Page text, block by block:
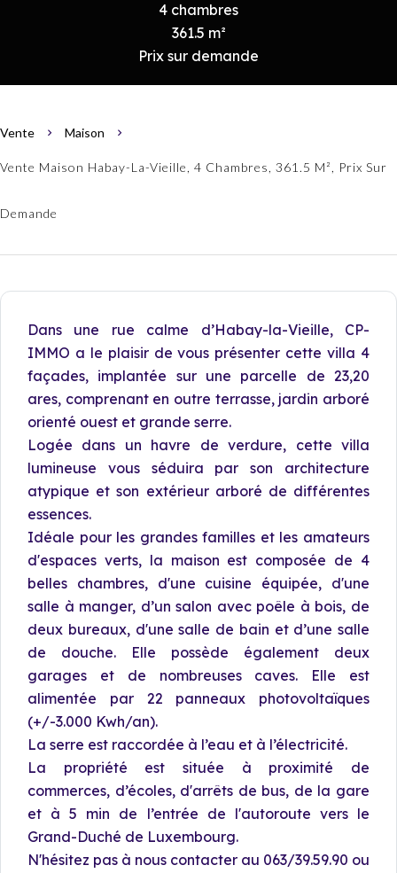
4 chambres
361.5 m²
Prix sur demande
Vente Maison
Vente Maison Habay-La-Vieille, 4 Chambres, 361.5 M², Prix Sur
Demande
Dans une rue calme d’Habay-la-Vieille, CP-
IMMO a le plaisir de vous présenter cette villa 4
façades, implantée sur une parcelle de 23,20
ares, comprenant en outre terrasse, jardin arboré
orienté ouest et grande serre.
Logée dans un havre de verdure, cette villa
lumineuse vous séduira par son architecture
atypique et son extérieur arboré de différentes
essences.
Idéale pour les grandes familles et les amateurs
d'espaces verts, la maison est composée de 4
belles chambres, d'une cuisine équipée, d'une
salle à manger, d’un salon avec poêle à bois, de
deux bureaux, d'une salle de bain et d’une salle
de douche. Elle possède également deux
garages et de nombreuses caves. Elle est
alimentée par 22 panneaux photovoltaïques
(+/-3.000 Kwh/an).
La serre est raccordée à l’eau et à l’électricité.
La propriété est située à proximité de
commerces, d’écoles, d'arrêts de bus, de la gare
et à 5 min de l’entrée de l'autoroute vers le
Grand-Duché de Luxembourg.
N'hésitez pas à nous contacter au 063/39.59.90 ou